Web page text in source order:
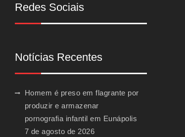
Redes Sociais
Notícias Recentes
Homem é preso em flagrante por
produzir e armazenar
pornografia infantil em Eunápolis
7 de agosto de 2026